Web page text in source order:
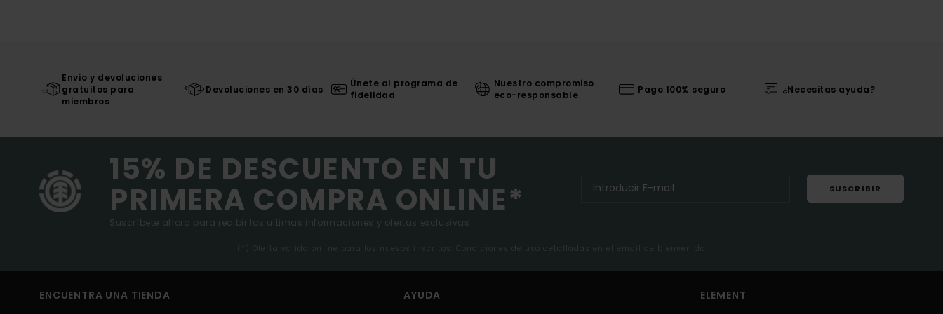
Envío y devoluciones
gratuitos para
miembros
Devoluciones en 30 días
Únete al programa de
fidelidad
Nuestro compromiso
eco-responsable
Pago 100% seguro ¿Necesitas ayuda?
15% DE DESCUENTO EN TU
PRIMERA COMPRA ONLINE*
Suscríbete ahora para recibir las ultimas informaciones y ofertas exclusivas.
SUSCRIBIR
(*) Oferta valida online para los nuevos inscritos. Condiciones de uso detalladas en el email de bienvenida
ENCUENTRA UNA TIENDA AYUDA ELEMENT